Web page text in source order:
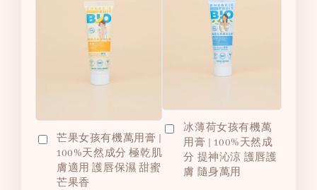
芒果女孩有機萬用膏 |
100%天然成分 極乾肌
膚適用 護唇保濕 甜蜜
芒果香
冰薄荷女孩有機萬
用膏 | 100%天然成
分 提神沁涼 護唇護
膚 隨身萬用